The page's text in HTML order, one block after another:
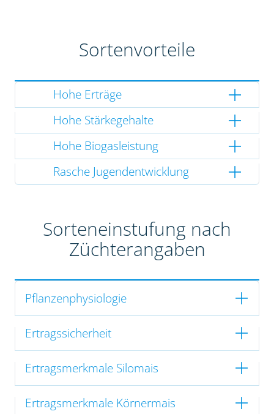
Sortenvorteile
Hohe Erträge
Hohe Stärkegehalte
Hohe Biogasleistung
Rasche Jugendentwicklung
Sorteneinstufung nach
Züchterangaben
Pflanzenphysiologie
Ertragssicherheit
Ertragsmerkmale Silomais
Ertragsmerkmale Körnermais